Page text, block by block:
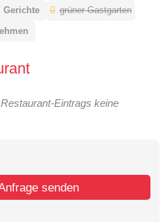
Gerichte
grüner Gastgarten
Eintrags keine
senden